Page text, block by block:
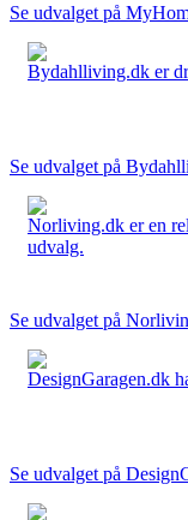
Se udvalget på
Bydahlliving.dk er
Se udvalget på
Norliving.dk er en
udvalg.
Se udvalget på
DesignGaragen.dk
Se udvalget på